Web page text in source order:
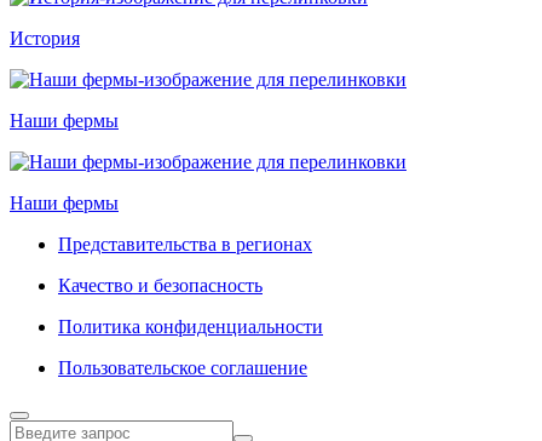
История
Наши фермы
Наши фермы
Представительства в регионах
Качество и безопасность
Политика конфиденциальности
Пользовательское соглашение